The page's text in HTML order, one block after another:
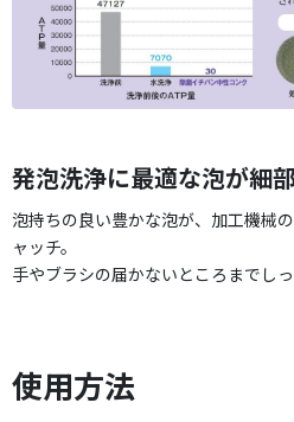
発泡洗浄に最適な泡が細
泡持ちの良い豊かな泡が、加工機械
ャッチ。
手やブラシの届かないところまでしっ
使用方法